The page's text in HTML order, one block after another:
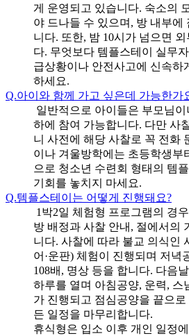
게 운영되고 있습니다. 숙소의
야 드나들 수 있으며, 방 내부에
니다. 또한, 밤 10시가 넘으면
다. 무엇보다 템플스테이 실무
급상황이나 안전사고에 신속하
하세요.
Q.아이와 함께 가고 싶은데 가능한가
일반적으로 아이들은 부모님
하에 참여 가능합니다. 다만 사
니 사전에 해당 사찰로 꼭 전화
이나 겨울방학에는 초등학생부
으로 청소년 수련회 형태의 템
기회를 놓치지 마세요.
Q.템플스테이는 어떻게 진행돼요?
1박2일 체험형 프로그램의 경
방 배정과 사찰 안내, 절에서의
니다. 사찰에 따라 불교 의식인
어·운판) 체험이 진행되며 저녁
108배, 명상 등을 합니다. 다음
하루를 열며 아침공양, 운력, 스
가 진행되고 점심공양을 끝으로
든 일정을 마무리합니다.
휴식형은 입소 이후 개인 일정